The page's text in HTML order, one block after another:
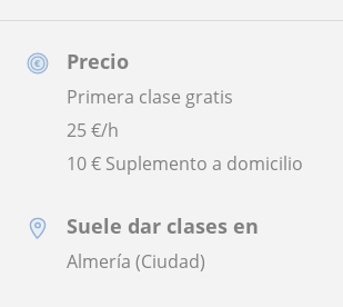
Precio
Primera clase gratis
25€/h
10 € Suplemento a domicilio
Suele dar clases en
Almería (Ciudad)